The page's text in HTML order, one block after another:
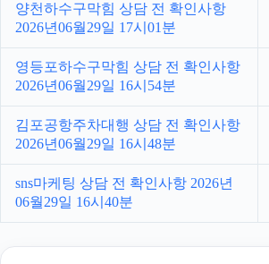
양천하수구막힘 상담 전 확인사항
2026년06월29일 17시01분
영등포하수구막힘 상담 전 확인사항
2026년06월29일 16시54분
김포공항주차대행 상담 전 확인사항
2026년06월29일 16시48분
sns마케팅 상담 전 확인사항 2026년
06월29일 16시40분